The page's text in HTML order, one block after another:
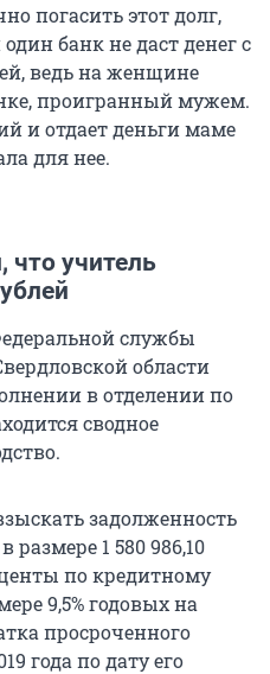
погасить этот долг,
банк не даст денег с
ведь на женщине
проигранный мужем.
и отдает деньги маме
для нее.
учитель
службы
области
в отделении по
сводное
задолженность
размере 1 580 986,10
по кредитному
9,5% годовых на
просроченного
года по дату его